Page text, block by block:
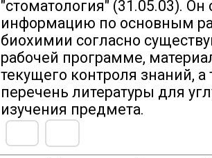
"стоматология" (31.05.03). Он
информацию по основным
биохимии согласно
рабочей программе,
текущего контроля знаний, а
перечень литературы для
изучения предмета.